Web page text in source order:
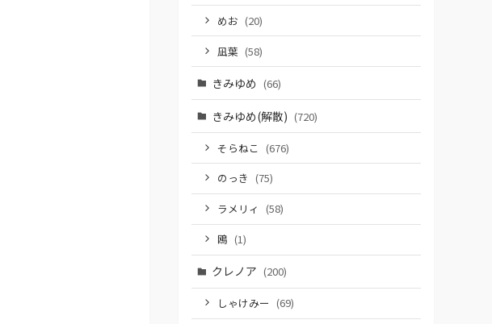
めお (20)
凪葉 (58)
きみゆめ (66)
きみゆめ(解散) (720)
そらねこ (676)
のっき (75)
ラメリィ (58)
鴎 (1)
クレノア (200)
しゃけみー (69)